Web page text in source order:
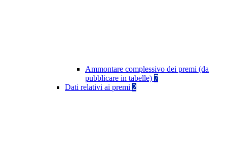
Ammontare complessivo dei premi (da
pubblicare in tabelle) 7
Dati relativi ai premi 2